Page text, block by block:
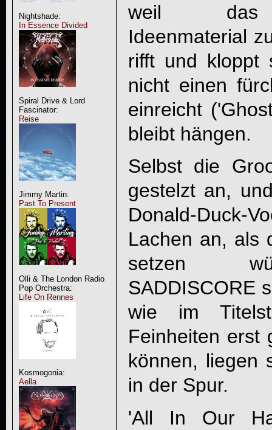
Nightshade:
In Essence Divided
Spiral Drive & Lord
Fascinator:
Reise
Jimmy Martin:
Past To Present
Olli & The London Radio
Pop Orchestra:
Life On Rennes
Kosmogonia:
Aella
weil das
Ideenmaterial
rifft und kloppt
nicht einen
einreicht
bleibt hängen.
Selbst die
gestelzt an,
Donald-Duck-
Lachen an, als
setzen
SADDISCORE
wie im
Feinheiten erst
können, liegen
in der Spur.
'All In Our